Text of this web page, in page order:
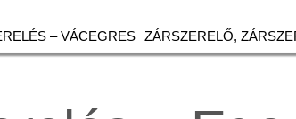
– VÁCEGRES ZÁRSZERELŐ,